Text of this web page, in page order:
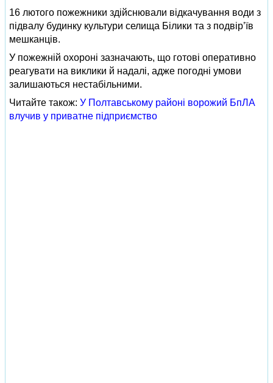
16 лютого пожежники здійснювали відкачування води з
підвалу будинку культури селища Білики та з подвір’їв
мешканців.
У пожежній охороні зазначають, що готові оперативно
реагувати на виклики й надалі, адже погодні умови
залишаються нестабільними.
Читайте також: У Полтавському районі ворожий БпЛА
влучив у приватне підприємство